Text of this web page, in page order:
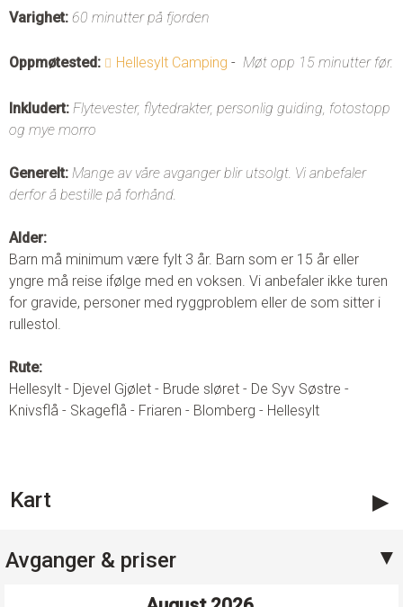
Varighet: 60 minutter på fjorden
Oppmøtested: Hellesylt Camping - Møt opp 15 minutter før.
Inkludert: Flytevester, flytedrakter, personlig guiding, fotostopp
og mye morro
Generelt: Mange av våre avganger blir utsolgt. Vi anbefaler
derfor å bestille på forhånd.
Alder:
Barn må minimum være fylt 3 år. Barn som er 15 år eller
yngre må reise ifølge med en voksen. Vi anbefaler ikke turen
for gravide, personer med ryggproblem eller de som sitter i
rullestol.
Rute:
Hellesylt - Djevel Gjølet - Brude sløret - De Syv Søstre -
Knivsflå - Skageflå - Friaren - Blomberg - Hellesylt
Kart
Avganger & priser